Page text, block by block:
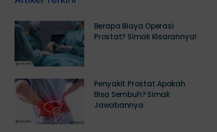
Artikel Terkini
Berapa Biaya Operasi
Prostat? Simak Kisarannya!
Penyakit Prostat Apakah
Bisa Sembuh? Simak